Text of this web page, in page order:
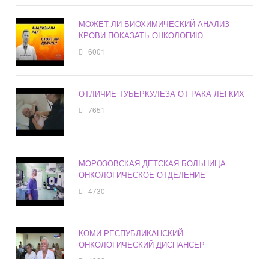
МОЖЕТ ЛИ БИОХИМИЧЕСКИЙ АНАЛИЗ
КРОВИ ПОКАЗАТЬ ОНКОЛОГИЮ
6001
ОТЛИЧИЕ ТУБЕРКУЛЕЗА ОТ РАКА ЛЕГКИХ
7651
МОРОЗОВСКАЯ ДЕТСКАЯ БОЛЬНИЦА
ОНКОЛОГИЧЕСКОЕ ОТДЕЛЕНИЕ
4730
КОМИ РЕСПУБЛИКАНСКИЙ
ОНКОЛОГИЧЕСКИЙ ДИСПАНСЕР